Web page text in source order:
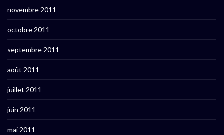
novembre 2011
octobre 2011
septembre 2011
août 2011
juillet 2011
juin 2011
mai 2011